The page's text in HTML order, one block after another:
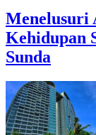
Menelusuri
Kehidupan
Sunda